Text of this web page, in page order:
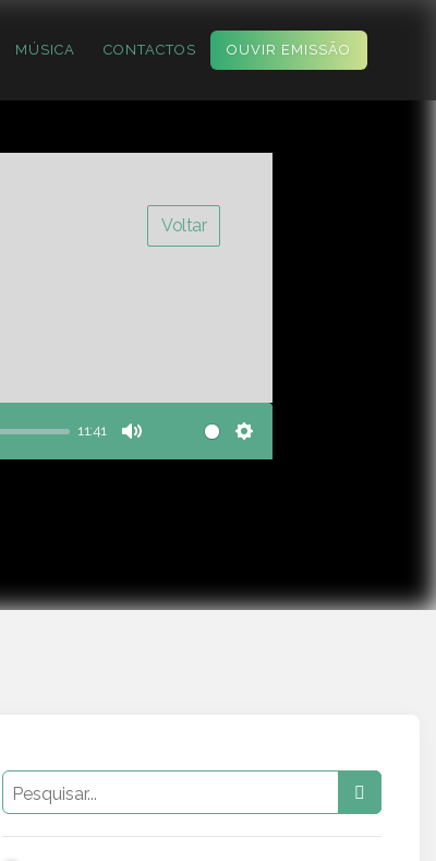
MÚSICA CONTACTOS OUVIR EMISSÃO
Voltar
11:41
Mute Settings